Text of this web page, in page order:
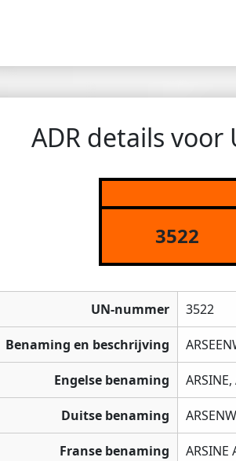
ADR details voor
3522
UN-nummer 3522
Benaming en beschrijving
Engelse benaming
Duitse benaming
Franse benaming ARSINE